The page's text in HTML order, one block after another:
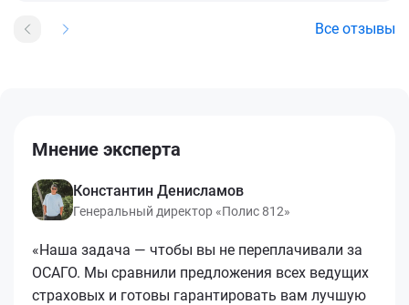
Все отзывы
Мнение эксперта
Константин Денисламов
Генеральный директор «Полис 812»
«Наша задача — чтобы вы не переплачивали за
ОСАГО. Мы сравнили предложения всех ведущих
страховых и готовы гарантировать вам лучшую